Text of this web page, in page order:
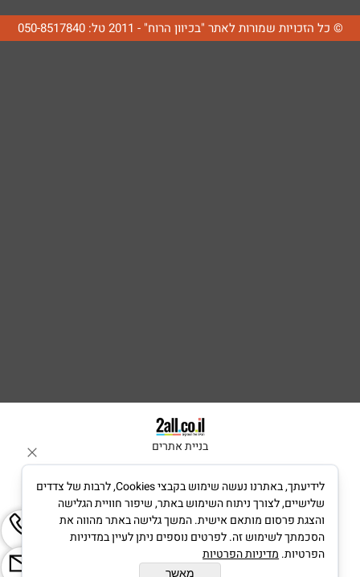
© כל הזכויות שמורות לאתר "בכיוון הרוח" - 2011 טל: 050-8517840
בניית אתרים
לידיעתך, באתרנו נעשה שימוש בקבצי Cookies, לרבות של צדדים
שלישיים, לצורך ניתוח השימוש באתר, שיפור חוויית הגלישה
והצגת פרסום מותאם אישית. המשך גלישה באתר מהווה את
הסכמתך לשימוש זה. לפרטים נוספים ניתן לעיין במדיניות
הפרטיות. מדיניות הפרטיות
מאשר